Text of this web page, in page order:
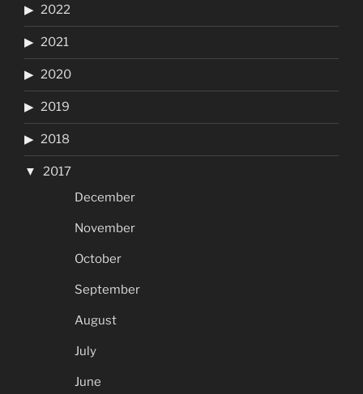
2022
2021
2020
2019
2018
2017
December
November
October
September
August
July
June